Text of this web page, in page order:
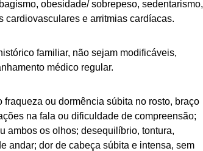
obesidade/ sobrepeso, sedentarismo,
cardiovasculares e arritmias cardíacas.
familiar, não sejam modificáveis,
médico regular.
ou dormência súbita no rosto, braço
na fala ou dificuldade de compreensão;
ambos os olhos; desequilíbrio, tontura,
andar; dor de cabeça súbita e intensa, sem